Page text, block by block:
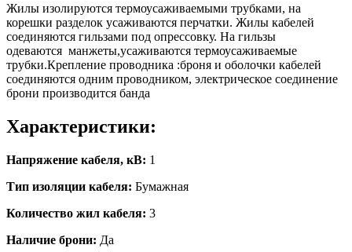
Жилы изолируются термоусаживаемыми трубками, на
корешки разделок усаживаются перчатки. Жилы кабелей
соединяются гильзами под опрессовку. На гильзы
одеваются манжеты,усаживаются термоусаживаемые
трубки.Крепление проводника :броня и оболочки кабелей
соединяются одним проводником, электрическое соединение
брони производится банда
Характеристики:
Напряжение кабеля, кВ: 1
Тип изоляции кабеля: Бумажная
Количество жил кабеля: 3
Наличие брони: Да